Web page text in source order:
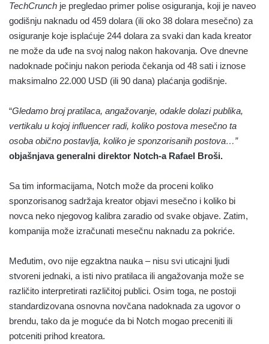
TechCrunch je pregledao primer polise osiguranja, koji je naveo
godišnju naknadu od 459 dolara (ili oko 38 dolara mesečno) za
osiguranje koje isplaćuje 244 dolara za svaki dan kada kreator
ne može da uđe na svoj nalog nakon hakovanja. Ove dnevne
nadoknade počinju nakon perioda čekanja od 48 sati i iznose
maksimalno 22.000 USD (ili 90 dana) plaćanja godišnje.
“Gledamo broj pratilaca, angažovanje, odakle dolazi publika,
vertikalu u kojoj influencer radi, koliko postova mesečno ta
osoba obično postavlja, koliko je sponzorisanih postova…”
objašnjava generalni direktor Notch-a Rafael Broši.
Sa tim informacijama, Notch može da proceni koliko
sponzorisanog sadržaja kreator objavi mesečno i koliko bi
novca neko njegovog kalibra zaradio od svake objave. Zatim,
kompanija može izračunati mesečnu naknadu za pokriće.
Međutim, ovo nije egzaktna nauka – nisu svi uticajni ljudi
stvoreni jednaki, a isti nivo pratilaca ili angažovanja može se
različito interpretirati različitoj publici. Osim toga, ne postoji
standardizovana osnovna novčana nadoknada za ugovor o
brendu, tako da je moguće da bi Notch mogao preceniti ili
potceniti prihod kreatora.